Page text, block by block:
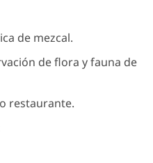
de mezcal.
de flora y fauna de
restaurante.